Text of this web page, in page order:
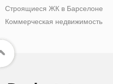
Строящиеся ЖК в Барселоне
Коммерческая недвижимость